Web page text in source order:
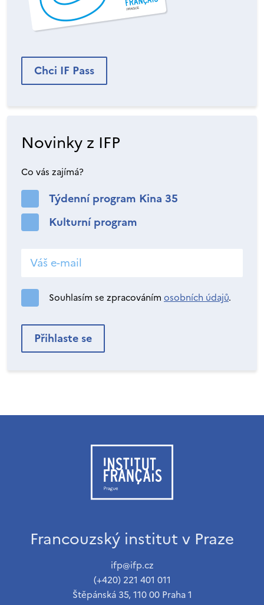
Chci IF Pass
Novinky z IFP
Co vás zajímá?
Týdenní program Kina 35
Kulturní program
Souhlasím se zpracováním osobních údajů.
Francouzský institut v Praze
ifp@ifp.cz
(+420) 221 401 011
Štěpánská 35, 110 00 Praha 1